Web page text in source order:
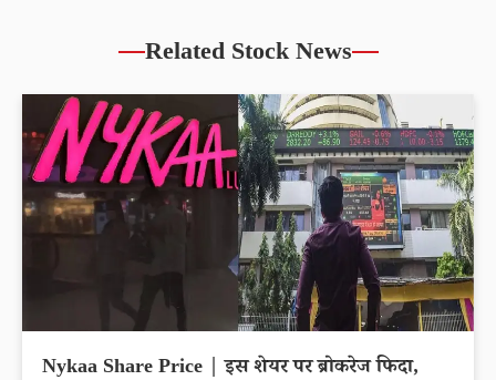
Related Stock News
Nykaa Share Price | इस शेयर पर ब्रोकरेज फिदा,